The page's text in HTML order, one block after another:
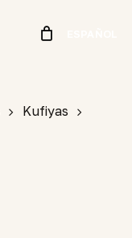
Kufiyas